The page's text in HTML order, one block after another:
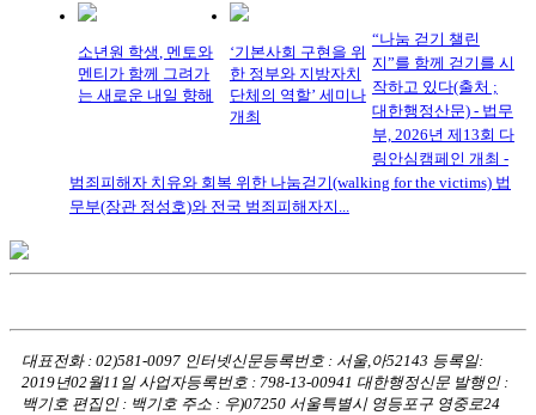
소년원 학생, 멘토와
멘티가 함께 그려가
는 새로운 내일 향해
‘기본사회 구현을 위
한 정부와 지방자치
단체의 역할’ 세미나
개최
“나눔 걷기 챌린
지”를 함께 걷기를 시
작하고 있다(출처 ;
대한행정산문) - 법무
부, 2026년 제13회 다
링안심캠페인 개최 -
범죄피해자 치유와 회복 위한 나눔걷기(walking for the victims) 법
무부(장관 정성호)와 전국 범죄피해자지...
대표전화 : 02)581-0097 인터넷신문등록번호 : 서울,아52143 등록일:
2019년02월11일 사업자등록번호 : 798-13-00941 대한행정신문 발행인 :
백기호 편집인 : 백기호 주소 : 우)07250 서울특별시 영등포구 영중로24